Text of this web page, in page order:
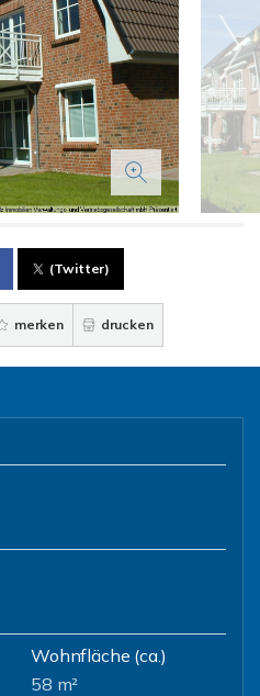
(Twitter)
merken drucken
Wohnfläche (ca.)
58 m²